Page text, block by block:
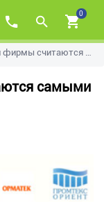
0
Матрасы какой фирмы считаются самыми лучшими?
самыми